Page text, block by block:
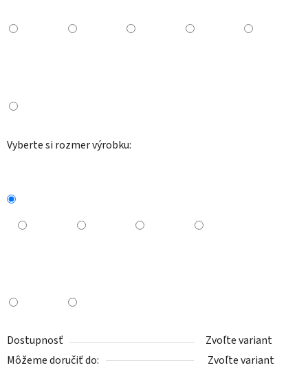
Vyberte si rozmer výrobku:
Dostupnosť
Zvoľte variant
Môžeme doručiť do:
Zvoľte variant